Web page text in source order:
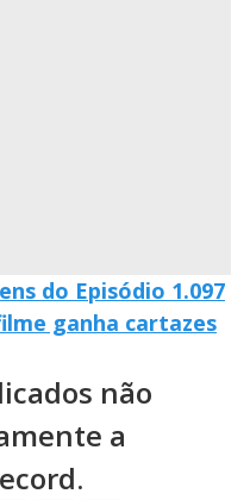
do Episódio 1.097
ganha cartazes
não
a